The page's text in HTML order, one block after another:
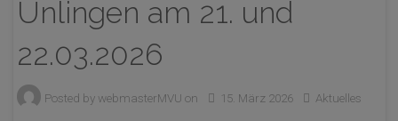
Unlingen am 21. und
22.03.2026
Posted by webmasterMVU on 15. März 2026 Aktuelles